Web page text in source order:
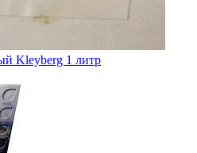
Kleyberg 1 литр